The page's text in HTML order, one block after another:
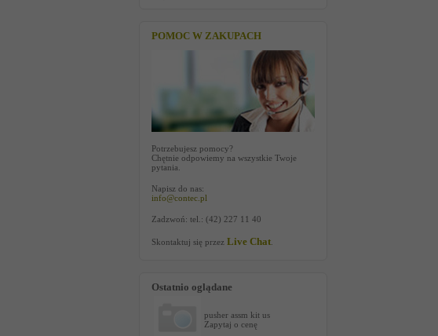
POMOC W ZAKUPACH
Potrzebujesz pomocy?
Chętnie odpowiemy na wszystkie Twoje
pytania.
Napisz do nas:
info@contec.pl
Zadzwoń: tel.: (42) 227 11 40
Skontaktuj się przez Live Chat
Ostatnio oglądane
pusher assm kit us
Zapytaj o cenę